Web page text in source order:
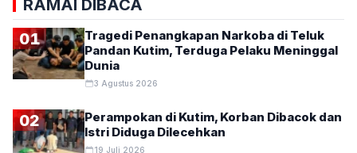
RAMAI DIBACA
01
Tragedi Penangkapan Narkoba di Teluk
Pandan Kutim, Terduga Pelaku Meninggal
Dunia
3 Agustus 2026
02
Perampokan di Kutim, Korban Dibacok dan
Istri Diduga Dilecehkan
19 Juli 2026